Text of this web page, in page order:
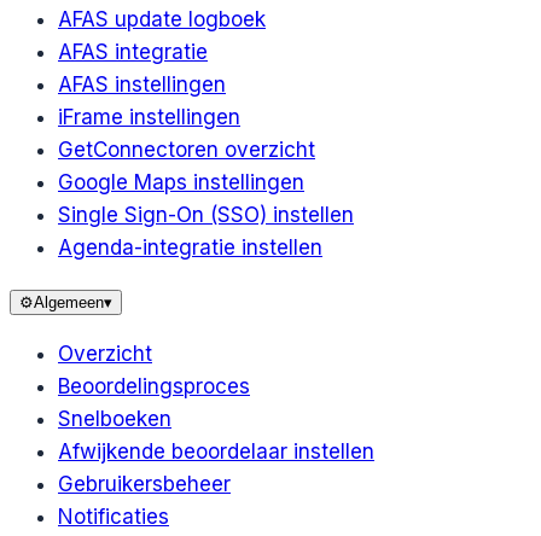
AFAS update logboek
AFAS integratie
AFAS instellingen
iFrame instellingen
GetConnectoren overzicht
Google Maps instellingen
Single Sign-On (SSO) instellen
Agenda-integratie instellen
⚙️Algemeen▾
Overzicht
Beoordelingsproces
Snelboeken
Afwijkende beoordelaar instellen
Gebruikersbeheer
Notificaties